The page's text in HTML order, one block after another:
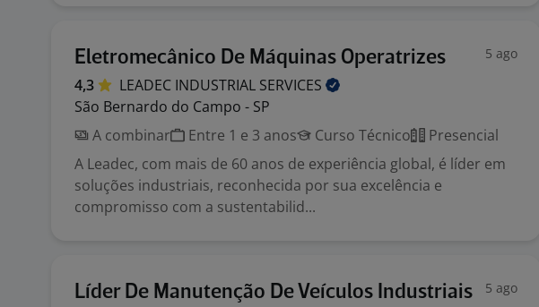
Eletromecânico De Máquinas Operatrizes 5 ago
4,3 LEADEC INDUSTRIAL SERVICES
São Bernardo do Campo - SP
A combinar
Entre 1 e 3 anos Curso Técnico
Presencial
A Leadec, com mais de 60 anos de experiência global, é líder em
soluções industriais, reconhecida por sua excelência e
compromisso com a sustentabilid...
Líder De Manutenção De Veículos Industriais 5 ago